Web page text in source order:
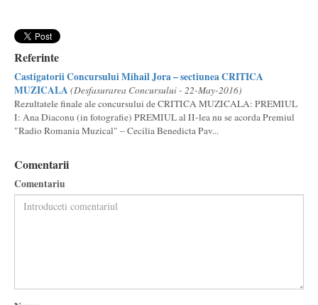
Referinte
Castigatorii Concursului Mihail Jora – sectiunea CRITICA
MUZICALA (Desfasurarea Concursului - 22-May-2016)
Rezultatele finale ale concursului de CRITICA MUZICALA: PREMIUL
I: Ana Diaconu (in fotografie) PREMIUL al II-lea nu se acorda Premiul
"Radio Romania Muzical" – Cecilia Benedicta Pav...
Comentarii
Comentariu